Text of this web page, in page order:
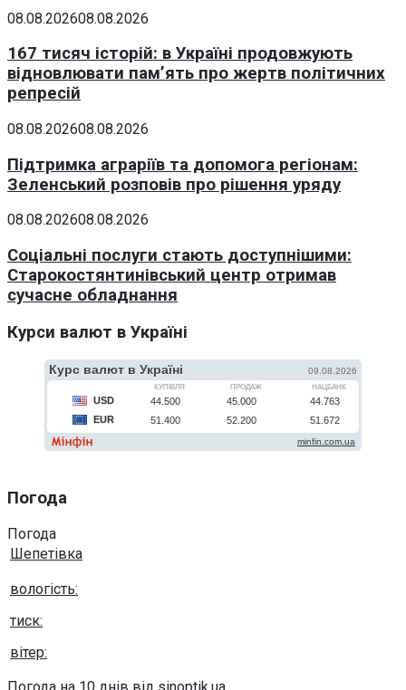
08.08.202608.08.2026
167 тисяч історій: в Україні продовжують
відновлювати пам’ять про жертв політичних
репресій
08.08.202608.08.2026
Підтримка аграріїв та допомога регіонам:
Зеленський розповів про рішення уряду
08.08.202608.08.2026
Соціальні послуги стають доступнішими:
Старокостянтинівський центр отримав
сучасне обладнання
Курси валют в Україні
Погода
Погода
Шепетівка
вологість:
тиск:
вітер: